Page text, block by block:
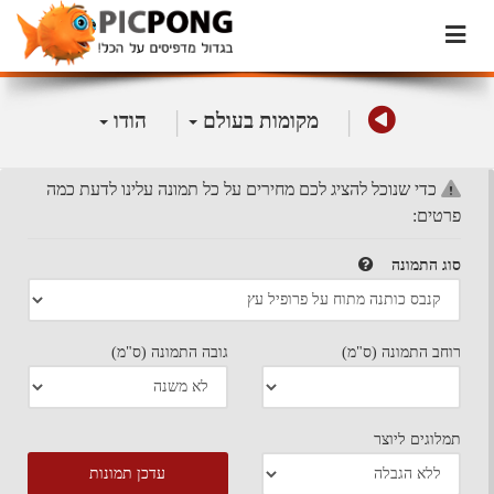
| מקומות בעולם | הודו
כדי שנוכל להציג לכם מחירים על כל תמונה עלינו לדעת כמה
פרטים:
סוג התמונה
רוחב התמונה (ס"מ) גובה התמונה (ס"מ)
תמלוגים ליוצר
עדכן תמונות